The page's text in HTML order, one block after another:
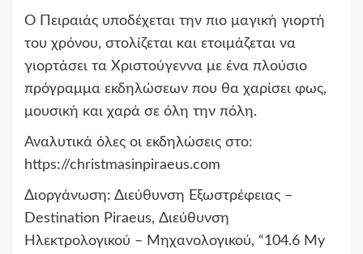
Ο Πειραιάς υποδέχεται την πιο μαγική γιορτή
του χρόνου, στολίζεται και ετοιμάζεται να
γιορτάσει τα Χριστούγεννα με ένα πλούσιο
πρόγραμμα εκδηλώσεων που θα χαρίσει φως,
μουσική και χαρά σε όλη την πόλη.
Αναλυτικά όλες οι εκδηλώσεις στο:
https://christmasinpiraeus.com
Διοργάνωση: Διεύθυνση Εξωστρέφειας –
Destination Piraeus, Διεύθυνση
Ηλεκτρολογικού – Μηχανολογικού, “104.6 My